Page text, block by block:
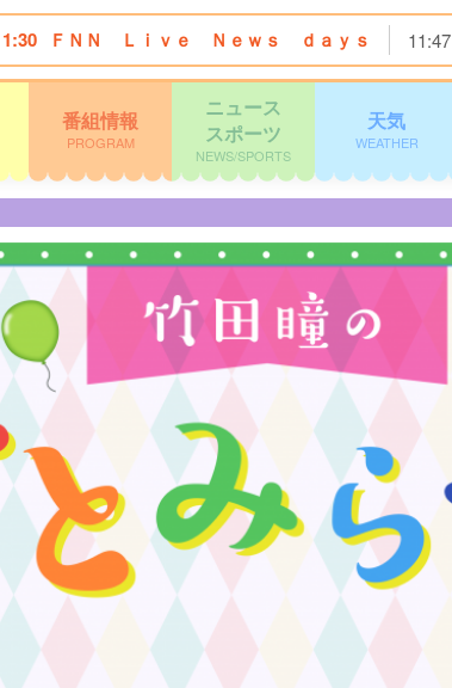
ＦＮＮ Ｌｉｖｅ Ｎｅｗｓ ｄａｙｓ 11:47
番組情報
PROGRAM
ニュース
スポーツ
NEWS/SPORTS
天気
WEATHER